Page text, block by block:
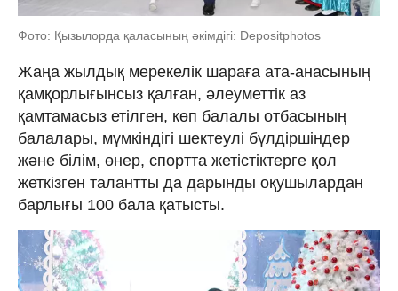
Фото: Қызылорда қаласының әкімдігі: Depositphotos
Жаңа жылдық мерекелік шараға ата-анасының
қамқорлығынсыз қалған, әлеуметтік аз
қамтамасыз етілген, көп балалы отбасының
балалары, мүмкіндігі шектеулі бүлдіршіндер
және білім, өнер, спортта жетістіктерге қол
жеткізген талантты да дарынды оқушылардан
барлығы 100 бала қатысты.